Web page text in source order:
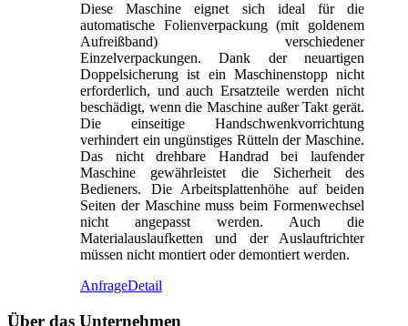
Diese Maschine eignet sich ideal für die
automatische Folienverpackung (mit goldenem
Aufreißband) verschiedener
Einzelverpackungen. Dank der neuartigen
Doppelsicherung ist ein Maschinenstopp nicht
erforderlich, und auch Ersatzteile werden nicht
beschädigt, wenn die Maschine außer Takt gerät.
Die einseitige Handschwenkvorrichtung
verhindert ein ungünstiges Rütteln der Maschine.
Das nicht drehbare Handrad bei laufender
Maschine gewährleistet die Sicherheit des
Bedieners. Die Arbeitsplattenhöhe auf beiden
Seiten der Maschine muss beim Formenwechsel
nicht angepasst werden. Auch die
Materialauslaufketten und der Auslauftrichter
müssen nicht montiert oder demontiert werden.
AnfrageDetail
Über das Unternehmen